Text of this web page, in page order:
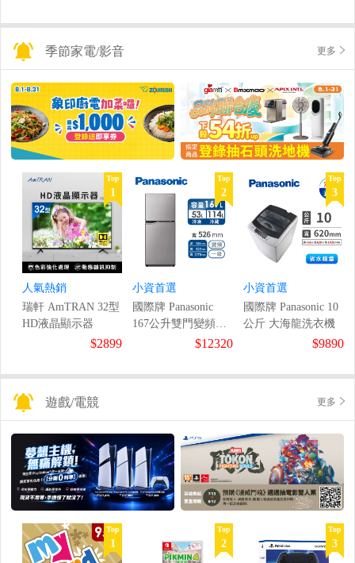
季節家電/影音 更多
Top
1
人氣熱銷
瑞軒 AmTRAN 32型
HD液晶顯示器
$2899
Top
2
小資首選
國際牌 Panasonic
167公升雙門變頻冰
$12320
Top
3
小資首選
國際牌 Panasonic 10
公斤 大海龍洗衣機
$9890
遊戲/電競 更多
Top
1
Top
2
Top
3